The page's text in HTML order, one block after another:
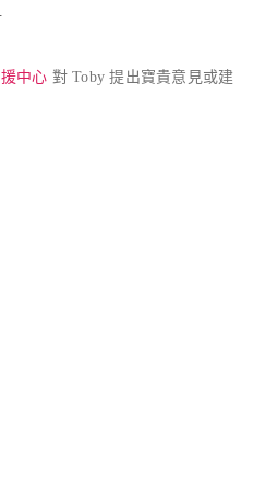
中心 對 Toby 提出寶貴意見或建